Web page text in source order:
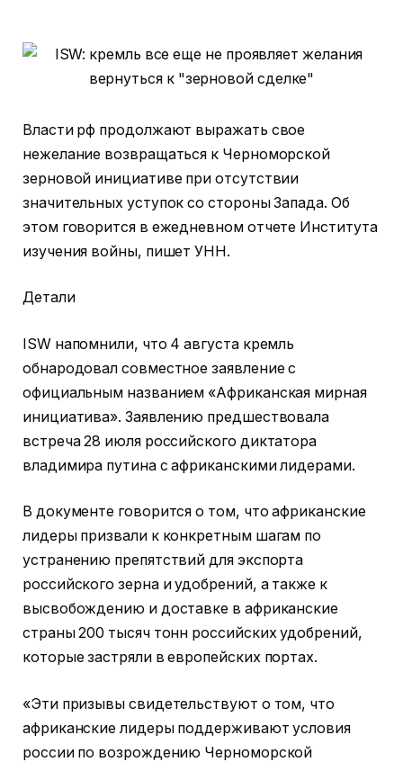
Власти рф продолжают выражать свое
нежелание возвращаться к Черноморской
зерновой инициативе при отсутствии
значительных уступок со стороны Запада. Об
этом говорится в ежедневном отчете Института
изучения войны, пишет УНН.
Детали
ISW напомнили, что 4 августа кремль
обнародовал совместное заявление с
официальным названием «Африканская мирная
инициатива». Заявлению предшествовала
встреча 28 июля российского диктатора
владимира путина с африканскими лидерами.
В документе говорится о том, что африканские
лидеры призвали к конкретным шагам по
устранению препятствий для экспорта
российского зерна и удобрений, а также к
высвобождению и доставке в африканские
страны 200 тысяч тонн российских удобрений,
которые застряли в европейских портах.
«Эти призывы свидетельствуют о том, что
африканские лидеры поддерживают условия
россии по возрождению Черноморской